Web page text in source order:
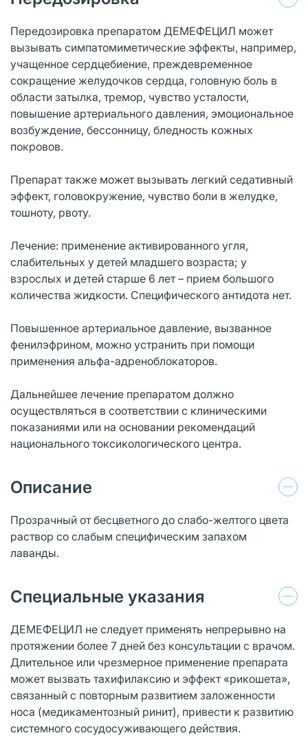
Передозировка препаратом ДЕМЕФЕЦИЛ может
вызывать симпатомиметические эффекты, например,
учащенное сердцебиение, преждевременное
сокращение желудочков сердца, головную боль в
области затылка, тремор, чувство усталости,
повышение артериального давления, эмоциональное
возбуждение, бессонницу, бледность кожных
покровов.
Препарат также может вызывать легкий седативный
эффект, головокружение, чувство боли в желудке,
тошноту, рвоту.
Лечение: применение активированного угля,
слабительных у детей младшего возраста; у
взрослых и детей старше 6 лет – прием большого
количества жидкости. Специфического антидота нет.
Повышенное артериальное давление, вызванное
фенилэфрином, можно устранить при помощи
применения альфа-адреноблокаторов.
Дальнейшее лечение препаратом должно
осуществляться в соответствии с клиническими
показаниями или на основании рекомендаций
национального токсикологического центра.
Описание
Прозрачный от бесцветного до слабо-желтого цвета
раствор со слабым специфическим запахом
лаванды.
Специальные указания
ДЕМЕФЕЦИЛ не следует применять непрерывно на
протяжении более 7 дней без консультации с врачом.
Длительное или чрезмерное применение препарата
может вызвать тахифилаксию и эффект «рикошета»,
связанный с повторным развитием заложенности
носа (медикаментозный ринит), привести к развитию
системного сосудосуживающего действия.